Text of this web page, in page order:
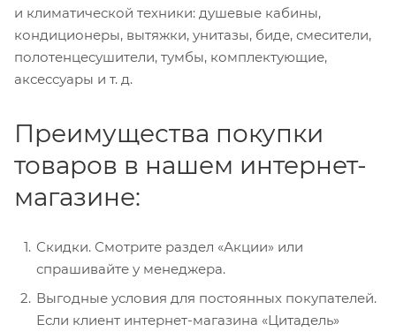
и климатической техники: душевые кабины,
кондиционеры, вытяжки, унитазы, биде, смесители,
полотенцесушители, тумбы, комплектующие,
аксессуары и т. д.
Преимущества покупки
товаров в нашем интернет-
магазине:
Скидки. Смотрите раздел «Акции» или
спрашивайте у менеджера.
Выгодные условия для постоянных покупателей.
Если клиент интернет-магазина «Цитадель»